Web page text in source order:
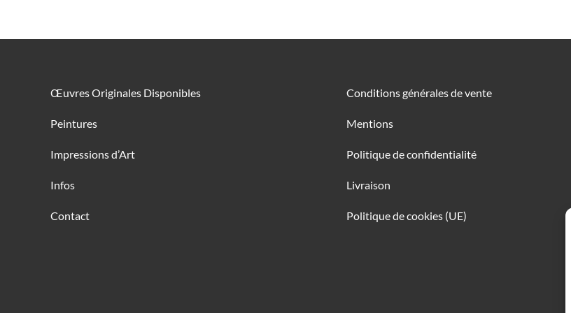
Œuvres Originales Disponibles
Peintures
Impressions d’Art
Infos
Contact
Conditions générales de vente
Mentions
Politique de confidentialité
Livraison
Politique de cookies (UE)